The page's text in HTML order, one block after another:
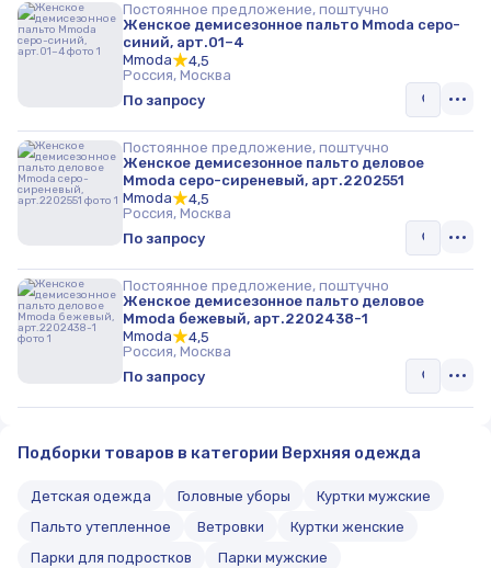
Постоянное предложение, поштучно
Женское демисезонное пальто Mmoda серо-
синий, арт.01–4
Mmoda
4,5
Россия, Москва
По запросу
Постоянное предложение, поштучно
Женское демисезонное пальто деловое
Mmoda серо-сиреневый, арт.2202551
Mmoda
4,5
Россия, Москва
По запросу
Постоянное предложение, поштучно
Женское демисезонное пальто деловое
Mmoda бежевый, арт.2202438-1
Mmoda
4,5
Россия, Москва
По запросу
Подборки товаров в категории Верхняя одежда
Детская одежда Головные уборы
Куртки мужские
Пальто утепленное
Ветровки
Куртки женские
Парки для подростков
Парки мужские